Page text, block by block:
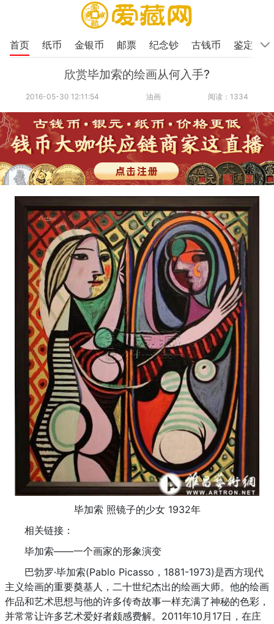
首页 纸币 金银币 邮票 纪念钞 古钱币 鉴定
欣赏毕加索的绘画从何入手?
2016-05-30 12:11:54 油画 阅读：1334
毕加索 照镜子的少女 1932年
相关链接：
毕加索——一个画家的形象演变
巴勃罗·毕加索(Pablo Picasso，1881-1973)是西方现代
主义绘画的重要奠基人，二十世纪杰出的绘画大师。他的绘画
作品和艺术思想与他的许多传奇故事一样充满了神秘的色彩，
并常常让许多艺术爱好者颇感费解。2011年10月17日，在庄